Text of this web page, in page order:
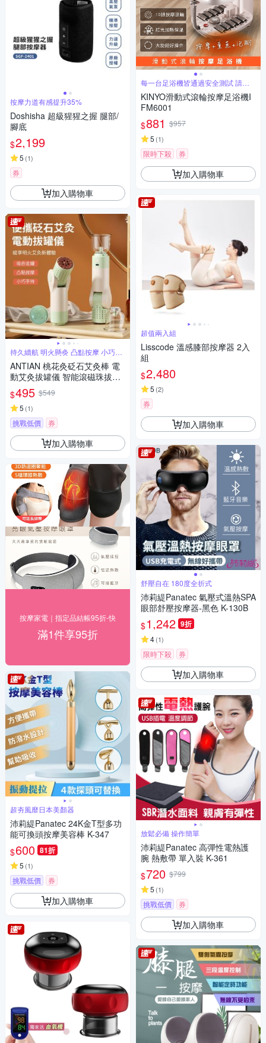
按摩力道有感提升35%
Doshisha 超級猩猩之握 腿部/
腳底
$2,199
5 (1)
券
加入購物車
持久續航 明火懸灸 凸點按摩 小巧手
持
ANTIAN 桃花灸砭石艾灸棒 電
動艾灸拔罐儀 智能滾磁珠拔罐
按摩儀 吸罐艾灸器
$495 $549
5 (1)
挑戰低價 券
加入購物車
按摩家電｜指定品結帳95折-快
滿1件享95折
超夯風靡日本美顏器
沛莉緹Panatec 24K金T型多功
能可換頭按摩美容棒 K-347
$600 81折
5 (1)
挑戰低價 券
加入購物車
每一台足浴機皆通過安全測試 請安
心使用
KINYO滑動式滾輪按摩足浴機I
FM6001
$881 $957
5 (1)
限時下殺 券
加入購物車
超值兩入組
Lisscode 溫感膝部按摩器 2入
組
$2,480
5 (2)
券
加入購物車
舒壓自在 180度全折式
沛莉緹Panatec 氣壓式溫熱SPA
眼部舒壓按摩器-黑色 K-130B
$1,242 9折
4(1)
限時下殺 券
加入購物車
放鬆必備 操作簡單
沛莉緹Panatec 高彈性電熱護
腕 熱敷帶 單入裝 K-361
$720 $799
5 (1)
挑戰低價 券
加入購物車